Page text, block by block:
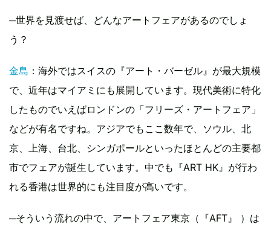
─世界を見渡せば、どんなアートフェアがあるのでしょ
う？
金島 ：海外ではスイスの『アート・バーゼル』が最大規模
で、近年はマイアミにも展開しています。現代美術に特化
したものでいえばロンドンの「フリーズ・アートフェア」
などが有名ですね。アジアでもここ数年で、ソウル、北
京、上海、台北、シンガポールといったほとんどの主要都
市でフェアが誕生しています。中でも『ART HK』が行わ
れる香港は世界的にも注目度が高いです。
─そういう流れの中で、アートフェア東京（『AFT』 ）は